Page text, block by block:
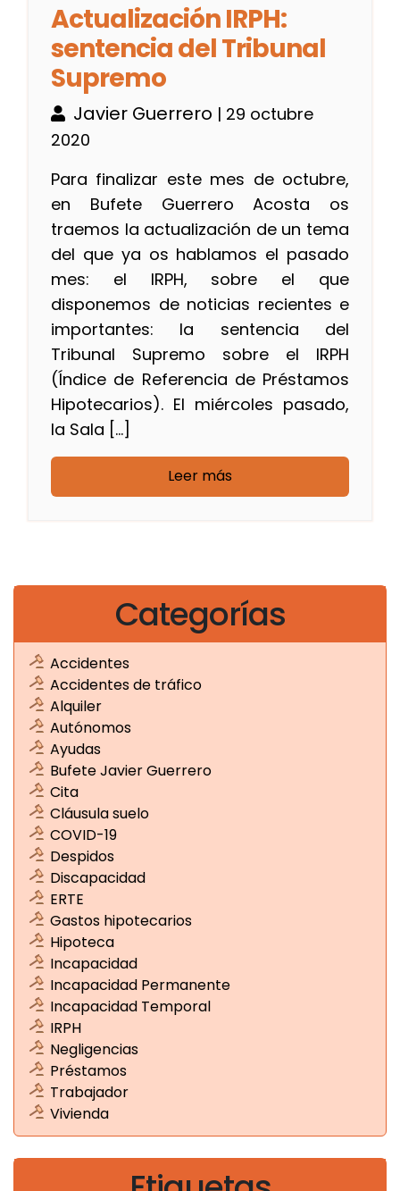
Actualización IRPH:
sentencia del Tribunal
Supremo
Javier Guerrero | 29 octubre
2020
Para finalizar este mes de octubre,
en Bufete Guerrero Acosta os
traemos la actualización de un tema
del que ya os hablamos el pasado
mes: el IRPH, sobre el que
disponemos de noticias recientes e
importantes: la sentencia del
Tribunal Supremo sobre el IRPH
(Índice de Referencia de Préstamos
Hipotecarios). El miércoles pasado,
la Sala […]
Leer más
Categorías
Accidentes
Accidentes de tráfico
Alquiler
Autónomos
Ayudas
Bufete Javier Guerrero
Cita
Cláusula suelo
COVID-19
Despidos
Discapacidad
ERTE
Gastos hipotecarios
Hipoteca
Incapacidad
Incapacidad Permanente
Incapacidad Temporal
IRPH
Negligencias
Préstamos
Trabajador
Vivienda